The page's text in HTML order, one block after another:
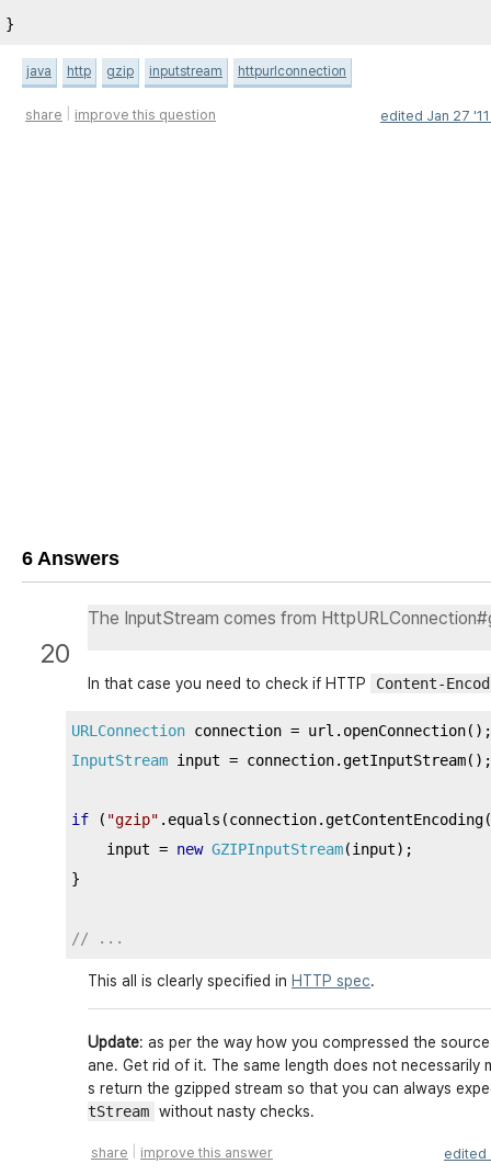
}
java http gzip inputstream httpurlconnection
share improve this question edited Jan 27
6 Answers
20
The InputStream comes from
In that case you need to check if HTTP Content-
URLConnection connection = url . openConnection();
InputStream input = connection.getInputStream();
if ( "gzip" . equals (connection.getContentEncoding
    input
= new GZIPInputStream(input);
}
// ...
This all is clearly specified in HTTP spec.
Update: as per the way how you compressed the
ane. Get rid of it. The same length does not necessarily
s return the gzipped stream so that you can always
tStream without nasty checks.
share improve this answer edited